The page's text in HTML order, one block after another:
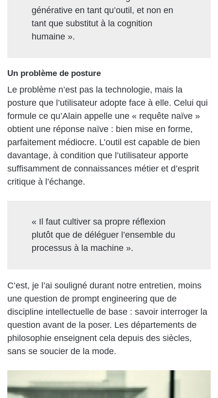
générative en tant qu’outil, et non en
tant que substitut à la cognition
humaine ».
Un problème de posture
Le problème n’est pas la technologie, mais la
posture que l’utilisateur adopte face à elle. Celui qui
formule ce qu’Alain appelle une « requête naïve »
obtient une réponse naïve : bien mise en forme,
parfaitement médiocre. L’outil est capable de bien
davantage, à condition que l’utilisateur apporte
suffisamment de connaissances métier et d’esprit
critique à l’échange.
« Il faut cultiver sa propre réflexion
plutôt que de déléguer l’ensemble du
processus à la machine ».
C’est, je l’ai souligné durant notre entretien, moins
une question de prompt engineering que de
discipline intellectuelle de base : savoir interroger la
question avant de la poser. Les départements de
philosophie enseignent cela depuis des siècles,
sans se soucier de la mode.